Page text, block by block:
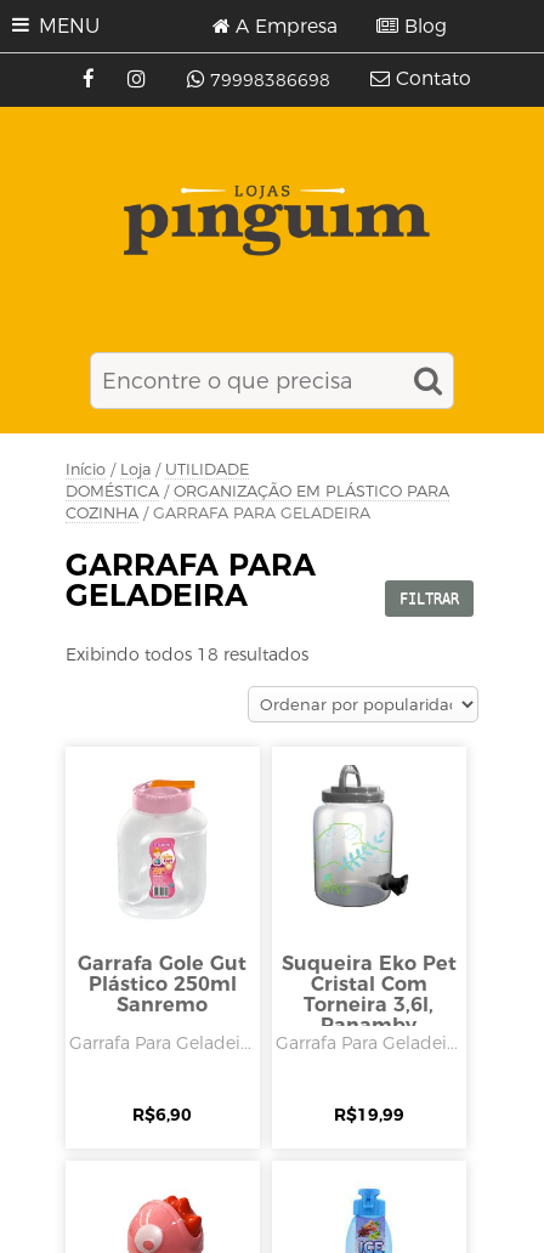
MENU
79998386698
A Empresa Blog
Contato
Início / Loja / UTILIDADE
DOMÉSTICA / ORGANIZAÇÃO EM PLÁSTICO PARA
COZINHA / GARRAFA PARA GELADEIRA
GARRAFA PARA
GELADEIRA
FILTRAR
Exibindo todos 18 resultados
Garrafa Gole Gut
Plástico 250ml
Sanremo
Garrafa Para Geladei...
R$6,90
Suqueira Eko Pet
Cristal Com
Torneira 3,6l,
Panamby
Garrafa Para Geladei...
R$19,99